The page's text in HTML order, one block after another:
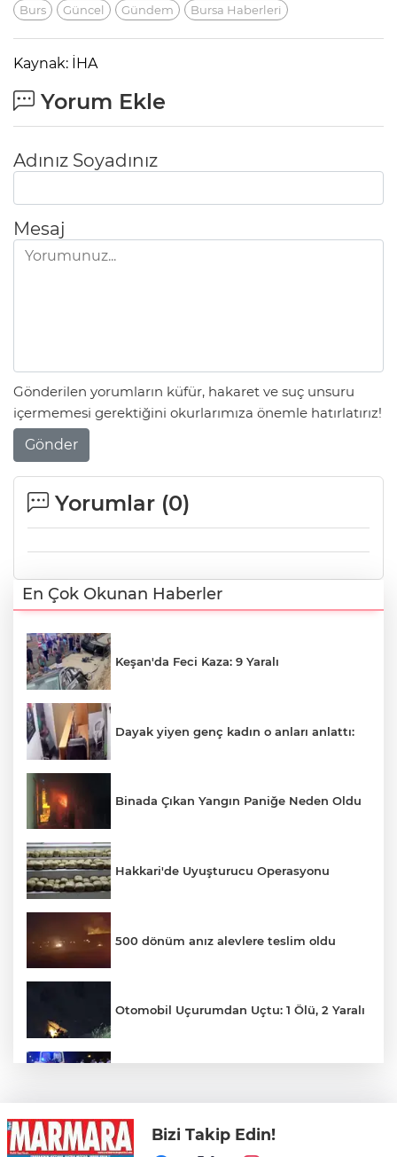
Burs Güncel Gündem Bursa Haberleri
Kaynak: İHA
Yorum Ekle
Adınız Soyadınız
Mesaj
Gönderilen yorumların küfür, hakaret ve suç unsuru
içermemesi gerektiğini okurlarımıza önemle hatırlatırız!
Gönder
Yorumlar (0)
En Çok Okunan Haberler
Keşan'da Feci Kaza: 9 Yaralı
Dayak yiyen genç kadın o anları anlattı:
Binada Çıkan Yangın Paniğe Neden Oldu
Hakkari'de Uyuşturucu Operasyonu
500 dönüm anız alevlere teslim oldu
Otomobil Uçurumdan Uçtu: 1 Ölü, 2 Yaralı
İlginç Kavga Kameralara Yansıdı
Bizi Takip Edin!